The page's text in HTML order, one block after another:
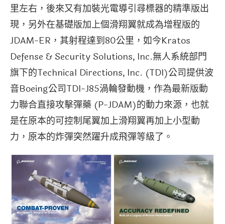
里左右，後來又有加裝光電導引尋標器的精準版出
現，另外在基礎版加上個滑翔翼就成為增程版的
JDAM-ER，其射程達到80公里，如今Kratos
Defense & Security Solutions, Inc.無人系統部門
旗下的Technical Directions, Inc. (TDI)公司提供波
音Boeing公司TDI-J85渦輪發動機，作為最新版動
力聯合直接攻擊彈藥 (P-JDAM)的動力來源，也就
是在原本的可控制尾翼加上滑翔翼再加上小型動
力，原本的炸彈突然躍升成飛彈等級了。